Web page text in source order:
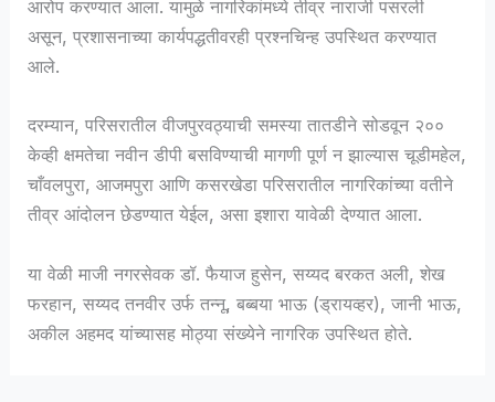
आरोप करण्यात आला. यामुळे नागरिकांमध्ये तीव्र नाराजी पसरली
असून, प्रशासनाच्या कार्यपद्धतीवरही प्रश्नचिन्ह उपस्थित करण्यात
आले.
दरम्यान, परिसरातील वीजपुरवठ्याची समस्या तातडीने सोडवून २००
केव्ही क्षमतेचा नवीन डीपी बसविण्याची मागणी पूर्ण न झाल्यास चूडीमहेल,
चाँवलपुरा, आजमपुरा आणि कसरखेडा परिसरातील नागरिकांच्या वतीने
तीव्र आंदोलन छेडण्यात येईल, असा इशारा यावेळी देण्यात आला.
या वेळी माजी नगरसेवक डॉ. फैयाज हुसेन, सय्यद बरकत अली, शेख
फरहान, सय्यद तनवीर उर्फ तन्नू, बब्बया भाऊ (ड्रायव्हर), जानी भाऊ,
अकील अहमद यांच्यासह मोठ्या संख्येने नागरिक उपस्थित होते.